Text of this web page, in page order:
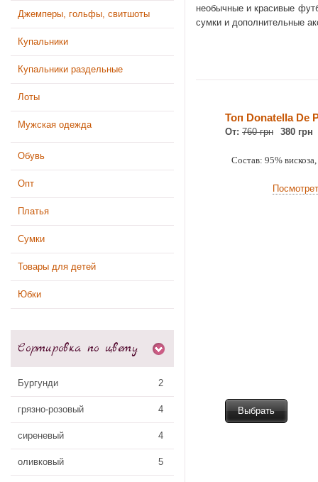
Джемперы, гольфы, свитшоты
Купальники
Купальники раздельные
Лоты
Мужская одежда
Обувь
Опт
Платья
Сумки
Товары для детей
Юбки
Сортировка по цвету
Бургунди 2
грязно-розовый 4
сиреневый 4
оливковый 5
необычные и красивые
сумки и дополнительные
Топ Donatella De
От: 760 грн 380 грн
Состав: 95%
Выбрать